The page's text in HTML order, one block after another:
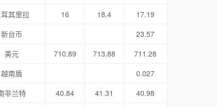
其里拉
16 18.4
17.19
新台币
23.57
美元
710.89 713.88
711.28
越南盾
0.027
非兰特
40.84 41.31
40.98